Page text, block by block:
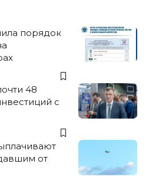
порядок
48
с
от